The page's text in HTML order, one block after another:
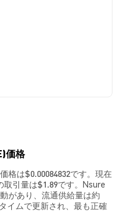
価格
格は$0.00084832です。現在
取引量は$1.89です。Nsure
があり、流通供給量は約
イムで更新され、最も正確